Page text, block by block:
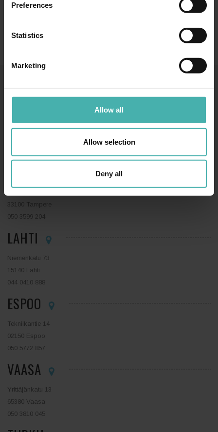
Preferences
Statistics
Marketing
Allow all
Allow selection
Deny all
050 3599 204
33100 Tampere
050 3599 204
LAHTI
Niemenkatu 73
15140 Lahti
044 0410 888
ESPOO
Tekniikantie 14
02150 Espoo
050 5772 857
VAASA
Yrittäjänkatu 13
65380 Vaasa
050 3810 045